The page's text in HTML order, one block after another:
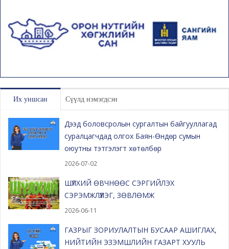
Их уншсан Сүүлд нэмэгдсэн
Дээд боловсролын сургалтын байгууллагад
суралцагчдад олгох Баян-Өндөр сумын
оюутны тэтгэлэгт хөтөлбөр
2026-07-02
ШҮЛХИЙ ӨВЧНӨӨС СЭРГИЙЛЭХ
СЭРЭМЖЛҮҮЛЭГ, ЗӨВЛӨМЖ
2026-06-11
ГАЗРЫГ ЗОРИУЛАЛТЫН БУСААР АШИГЛАХ,
НИЙТИЙН ЭЗЭМШЛИЙН ГАЗАРТ ХУУЛЬ